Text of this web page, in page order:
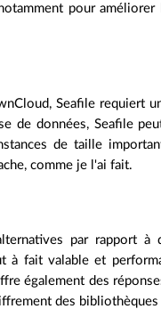
pour
Seafile requiert
de données, Seafile
de taille
comme je l'ai fait.
par rapport à
fait valable et
également des
des